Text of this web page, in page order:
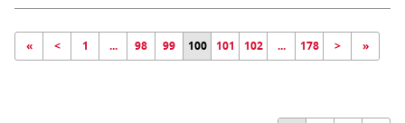
« < 1 ... 98 99 100 101 102 ... 178 > »